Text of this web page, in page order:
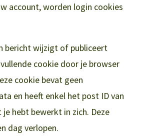
account, worden login cookies
bericht wijzigt of publiceert
cookie door je browser
cookie bevat geen
en heeft enkel het post ID van
hebt bewerkt in zich. Deze
dag verlopen.